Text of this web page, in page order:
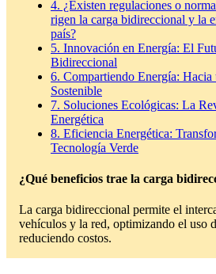
4. ¿Existen regulaciones o
rigen la carga bidireccional y la
país?
5. Innovación en Energía: El
Bidireccional
6. Compartiendo Energía:
Sostenible
7. Soluciones Ecológicas: La
Energética
8. Eficiencia Energética:
Tecnología Verde
¿Qué beneficios trae la carga
La carga bidireccional permite el
vehículos y la red, optimizando el uso
reduciendo costos.